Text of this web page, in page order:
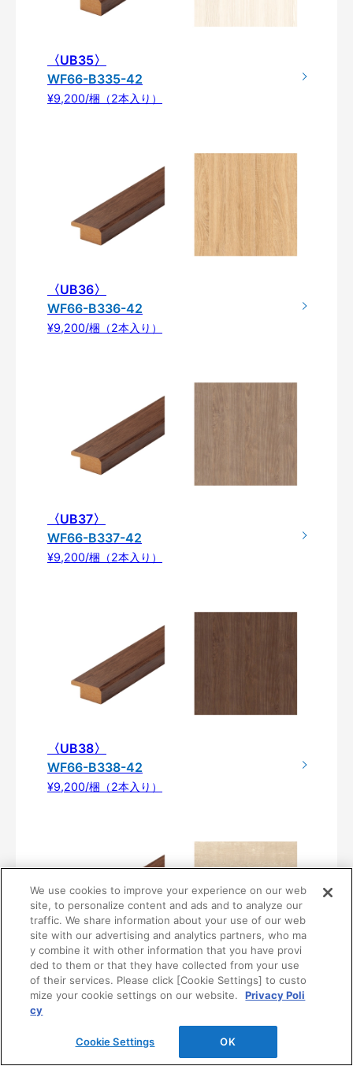
〈UB35〉
WF66-B335-42
¥9,200/梱（2本入り）
〈UB36〉
WF66-B336-42
¥9,200/梱（2本入り）
〈UB37〉
WF66-B337-42
¥9,200/梱（2本入り）
〈UB38〉
WF66-B338-42
¥9,200/梱（2本入り）
〈UB81〉
WF66-B381-42
We use cookies to improve your experience on our web
site, to personalize content and ads and to analyze our
traffic. We share information about your use of our web
site with our advertising and analytics partners, who ma
y combine it with other information that you have provi
ded to them or that they have collected from your use
of their services. Please click [Cookie Settings] to custo
mize your cookie settings on our website.
Privacy Poli
cy
Cookie Settings OK